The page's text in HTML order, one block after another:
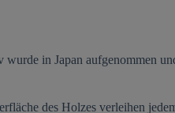
in Japan aufgenommen
des Holzes verleihen